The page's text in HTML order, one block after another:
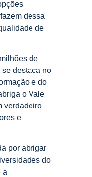
dessa
de
de
se destaca no
e do
o Vale
verdadeiro
e
por abrigar
do
a